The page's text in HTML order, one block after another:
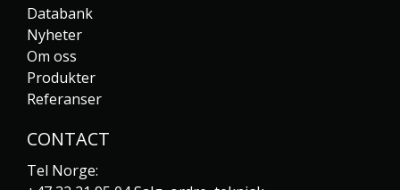
Databank
Nyheter
Om oss
Produkter
Referanser
CONTACT
Tel Norge: